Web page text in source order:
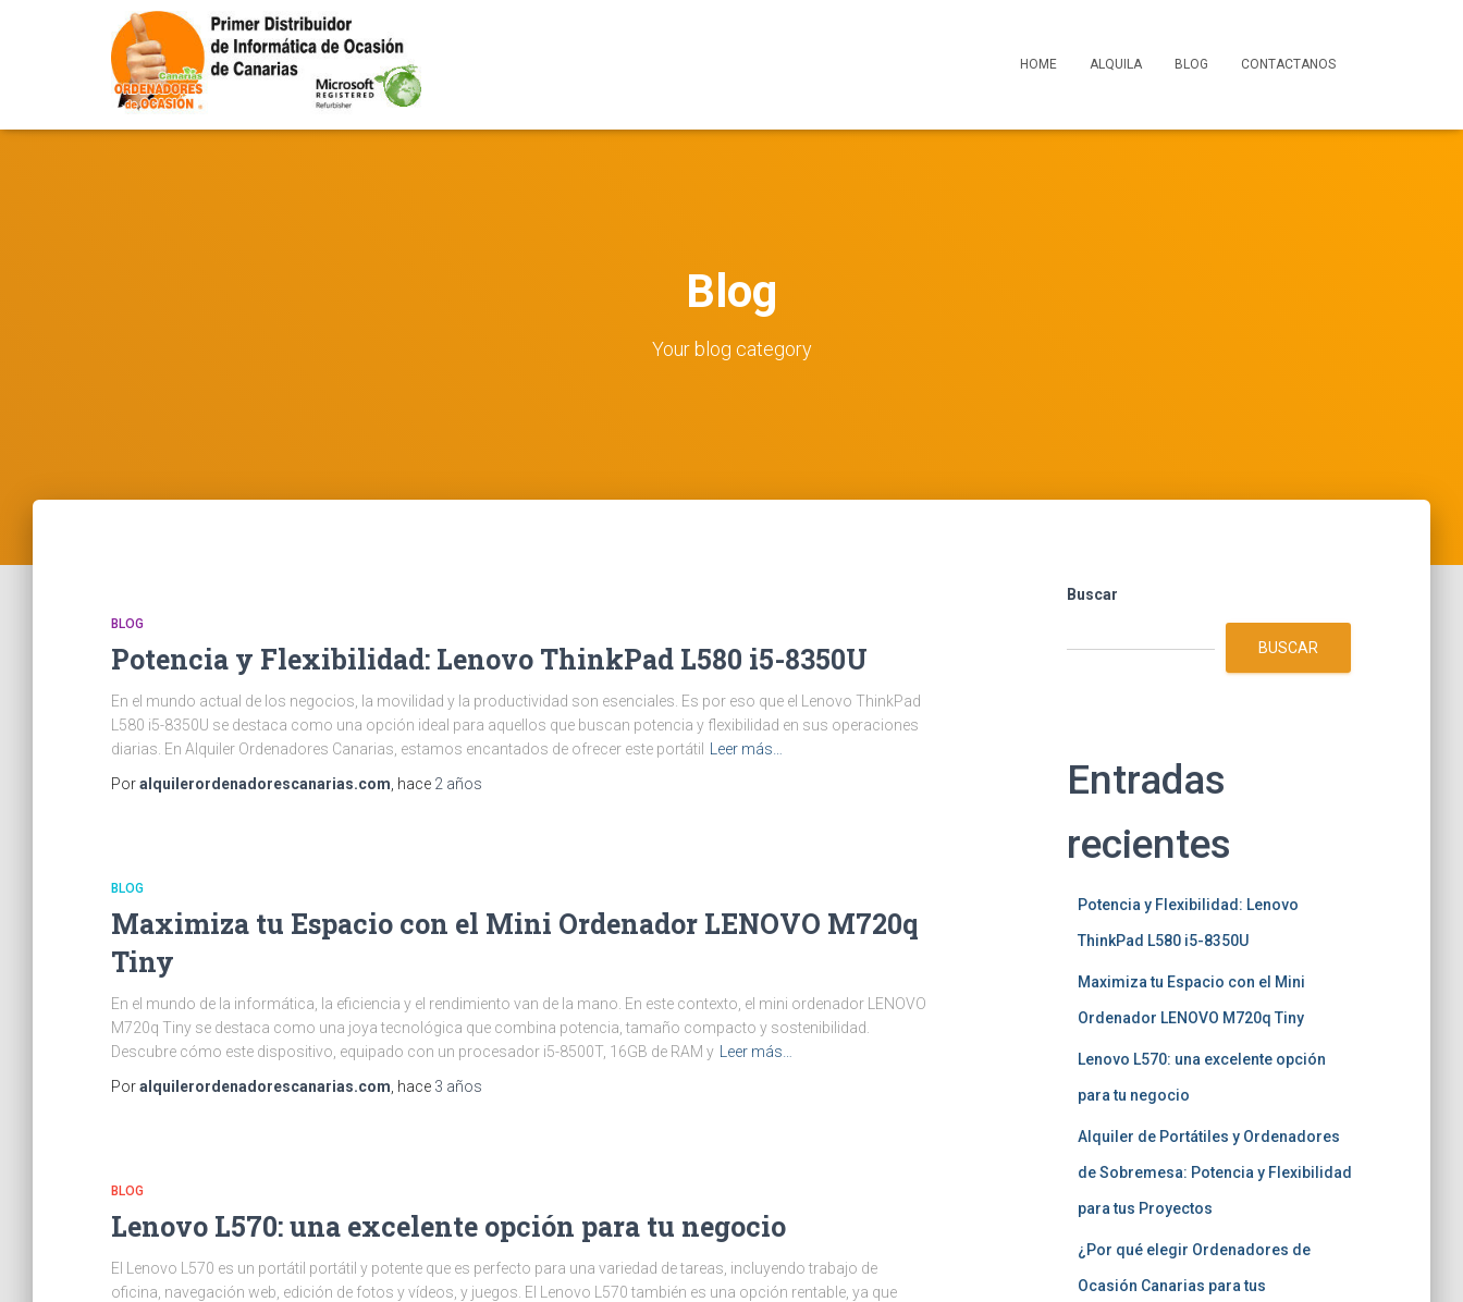
HOME ALQUILA BLOG CONTACTANOS
Blog
Your blog category
BLOG
Potencia y Flexibilidad: Lenovo ThinkPad L580 i5-8350U
En el mundo actual de los negocios, la movilidad y la productividad son esenciales. Es por eso que el Lenovo ThinkPad
L580 i5-8350U se destaca como una opción ideal para aquellos que buscan potencia y flexibilidad en sus operaciones
diarias. En Alquiler Ordenadores Canarias, estamos encantados de ofrecer este portátil
Leer más…
Poralquilerordenadorescanarias.com , hace 2 años
BLOG
Maximiza tu Espacio con el Mini Ordenador LENOVO M720q
Tiny
En el mundo de la informática, la eficiencia y el rendimiento van de la mano. En este contexto, el mini ordenador LENOVO
M720q Tiny se destaca como una joya tecnológica que combina potencia, tamaño compacto y sostenibilidad.
Descubre cómo este dispositivo, equipado con un procesador i5-8500T, 16GB de RAM y
Leer más…
Poralquilerordenadorescanarias.com , hace 3 años
BLOG
Lenovo L570: una excelente opción para tu negocio
El Lenovo L570 es un portátil portátil y potente que es perfecto para una variedad de tareas, incluyendo trabajo de
oficina, navegación web, edición de fotos y vídeos, y juegos. El Lenovo L570 también es una opción rentable, ya que
Buscar
BUSCAR
Entradas
recientes
Potencia y Flexibilidad: Lenovo
ThinkPad L580 i5-8350U
Maximiza tu Espacio con el Mini
Ordenador LENOVO M720q Tiny
Lenovo L570: una excelente opción
para tu negocio
Alquiler de Portátiles y Ordenadores
de Sobremesa: Potencia y Flexibilidad
para tus Proyectos
¿Por qué elegir Ordenadores de
Ocasión Canarias para tus